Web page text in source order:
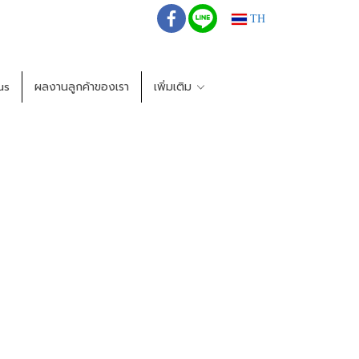
TH
ผลงานลูกค้าของเรา เพิ่มเติม